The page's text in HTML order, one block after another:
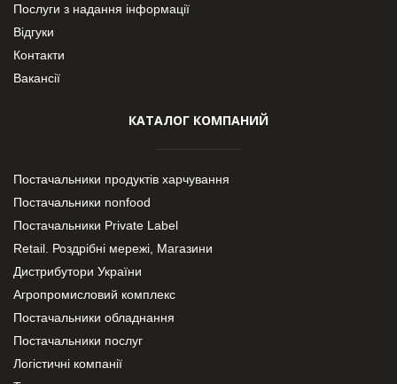
Послуги з надання інформації
Відгуки
Контакти
Вакансії
КАТАЛОГ КОМПАНИЙ
Постачальники продуктів харчування
Постачальники nonfood
Постачальники Private Label
Retail. Роздрібні мережі, Магазини
Дистрибутори України
Агропромисловий комплекс
Постачальники обладнання
Постачальники послуг
Логістичні компанії